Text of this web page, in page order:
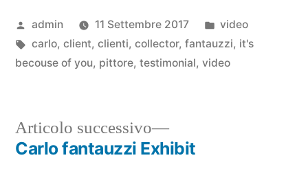
admin 11 Settembre 2017
video
carlo, client, clienti, collector, fantauzzi, it's
becouse of you, pittore, testimonial, video
Articolo successivo
Carlo fantauzzi Exhibit